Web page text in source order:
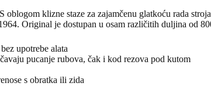
klizne staze za zajamčenu glatkoću rada
Original je dostupan u osam različitih duljina od
upotrebe alata
pucanje rubova, čak i kod rezova pod kutom
s obratka ili zida